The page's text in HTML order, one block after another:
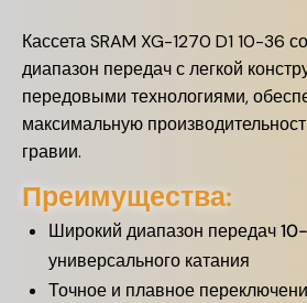
Кассета SRAM XG-1270 D1 10-36
диапазон передач с легкой
передовыми технологиями,
максимальную
гравии.
Преимущества:
Широкий диапазон передач
универсального катания
Точное и плавное